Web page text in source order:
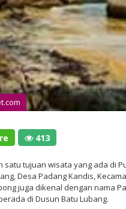
413
tujuan wisata yang ada di
Desa Padang Kandis,
juga dikenal dengan nama
di Dusun Batu Lubang.